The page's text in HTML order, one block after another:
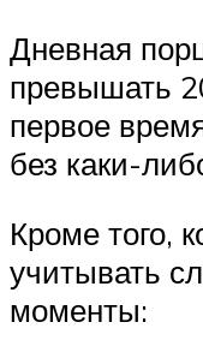
Дневная
превышать
первое
без каки-
Кроме того,
учитывать
моменты: